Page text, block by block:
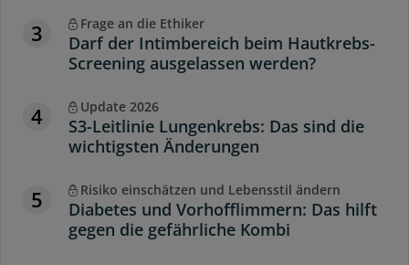
3 Frage an die Ethiker
Darf der Intimbereich beim Hautkrebs-
Screening ausgelassen werden?
4 Update 2026
S3-Leitlinie Lungenkrebs: Das sind die
wichtigsten Änderungen
5 Risiko einschätzen und Lebensstil ändern
Diabetes und Vorhofflimmern: Das hilft
gegen die gefährliche Kombi